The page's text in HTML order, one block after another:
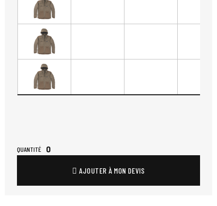
QUANTITÉ 0
AJOUTER À MON DEVIS